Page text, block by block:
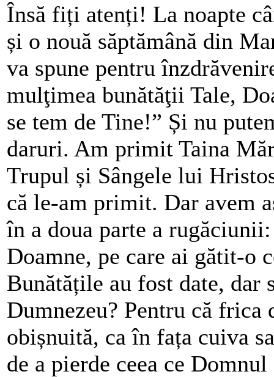
Însă fiți atenți! La noapte
și o nouă săptămână din
va spune pentru
mulţimea bunătăţii Tale,
se tem de Tine!” Și nu
daruri. Am primit Taina
Trupul și Sângele lui
că le-am primit. Dar avem
în a doua parte a
Doamne, pe care ai gătit-o
Bunătățile au fost date, dar
Dumnezeu? Pentru că frica
obișnuită, ca în fața cuiva
de a pierde ceea ce